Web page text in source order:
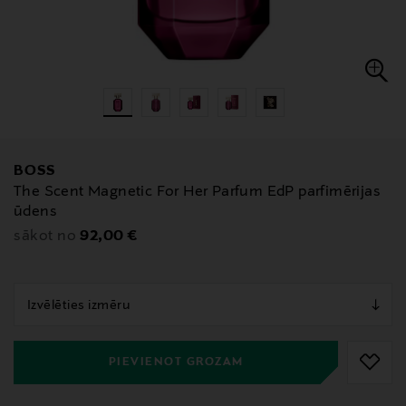
BOSS
The Scent Magnetic For Her Parfum EdP parfimērijas
ūdens
sākot no Original Price
92,00 €
PIEVIENOT GROZAM